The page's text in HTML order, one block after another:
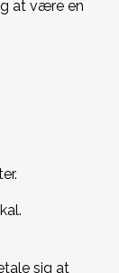
at være en
sig at